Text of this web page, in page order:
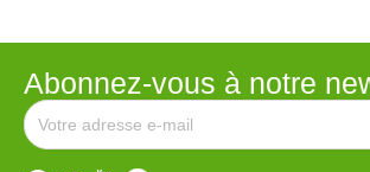
Abonnez-vous à notre